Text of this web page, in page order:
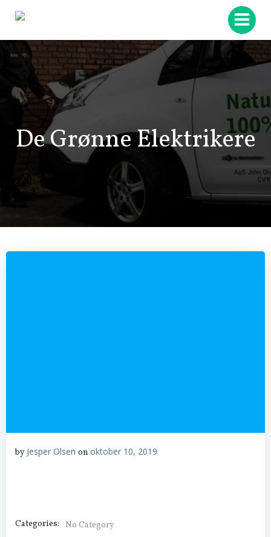
indhold
De Grønne Elektrikere
by Jesper Olsen on oktober 10, 2019
Categories: No Category